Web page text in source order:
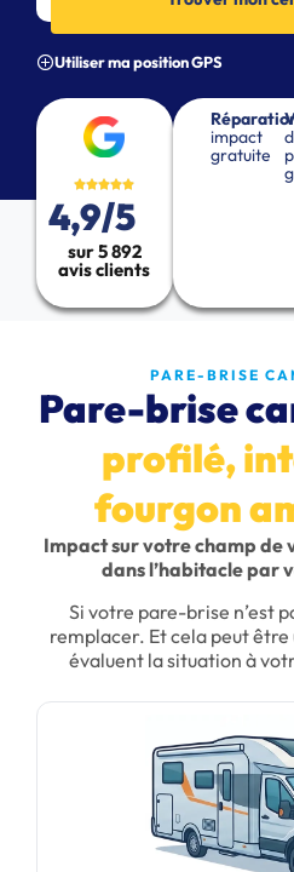
Utiliser ma position GPS
4,9/5
sur 5 892
avis clients
impact
gratuite
PARE-BRISE
Pare-brise
profilé,
fourgon
Impact sur votre champ de
dans l’habitacle par
Si votre pare-brise nʼest
remplacer. Et cela peut
évaluent la situation à